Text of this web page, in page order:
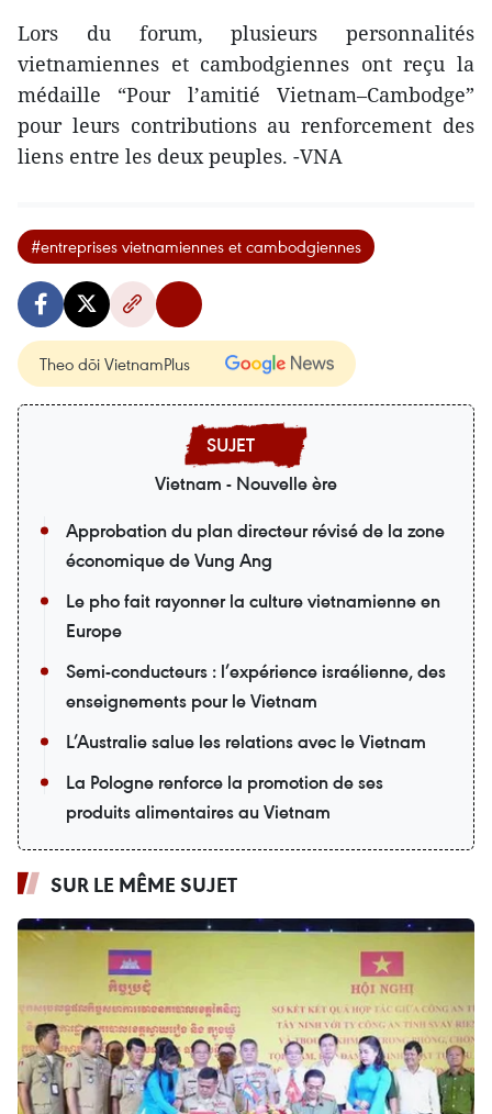
Lors du forum, plusieurs personnalités
vietnamiennes et cambodgiennes ont reçu la
médaille “Pour l’amitié Vietnam–Cambodge”
pour leurs contributions au renforcement des
liens entre les deux peuples. -VNA
#entreprises vietnamiennes et cambodgiennes
Theo dõi VietnamPlus
Vietnam - Nouvelle ère
Approbation du plan directeur révisé de la zone
économique de Vung Ang
Le pho fait rayonner la culture vietnamienne en
Europe
Semi-conducteurs : l’expérience israélienne, des
enseignements pour le Vietnam
L’Australie salue les relations avec le Vietnam
La Pologne renforce la promotion de ses
produits alimentaires au Vietnam
SUR LE MÊME SUJET